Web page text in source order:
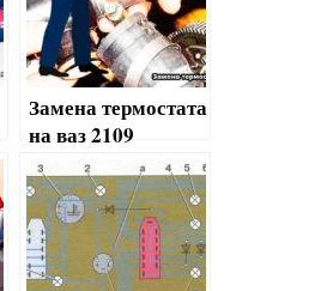
Замена термостата
на ваз 2109